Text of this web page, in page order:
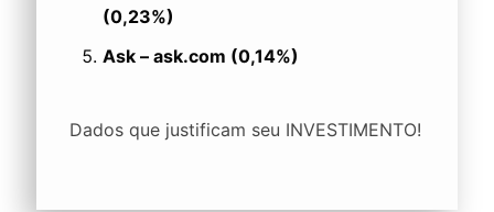
(0,23%)
Ask – ask.com (0,14%)
Dados que justificam seu INVESTIMENTO!